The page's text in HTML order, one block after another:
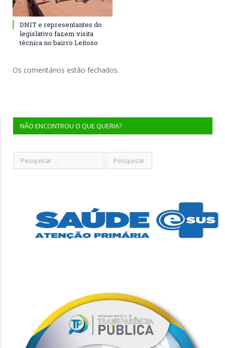
DNIT e representantes do
legislativo fazem visita
técnica no bairro Leitoso
Os comentários estão fechados.
NÃO ENCONTROU O QUE QUERIA?